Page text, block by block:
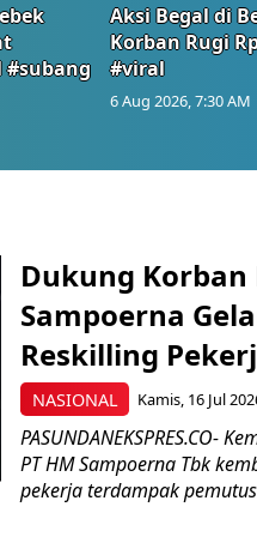
#subang
Aksi Begal di
Korban Rugi
#viral
6 Aug 2026, 7:30 AM
NASIONAL
Dukung Korban
Sampoerna
Reskilling
Kamis, 16 Jul
PASUNDANEKSPRES.CO-
PT HM Sampoerna Tbk
pekerja terdampak